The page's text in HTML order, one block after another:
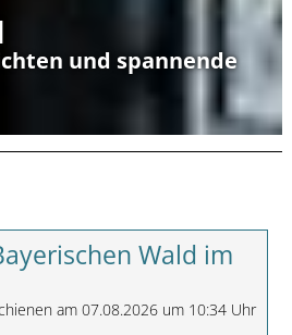
und spannende
Wald im
am 07.08.2026 um 10:34 Uhr